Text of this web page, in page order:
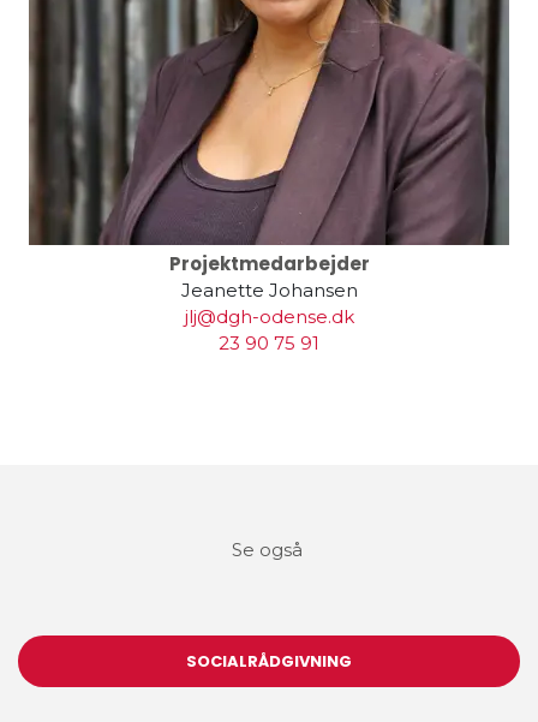
Projektmedarbejder
Jeanette Johansen
jlj@dgh-odense.dk
23 90 75 91
Se også
SOCIALRÅDGIVNING